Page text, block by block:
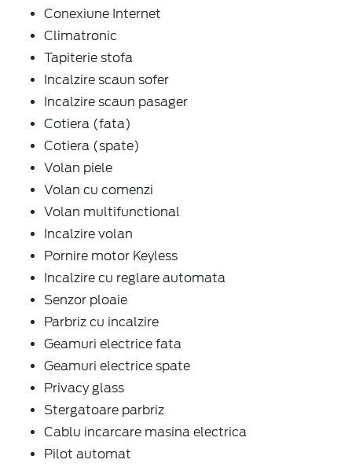
Conexiune Internet
Climatronic
Tapiterie stofa
Incalzire scaun sofer
Incalzire scaun pasager
Cotiera (fata)
Cotiera (spate)
Volan piele
Volan cu comenzi
Volan multifunctional
Incalzire volan
Pornire motor Keyless
Incalzire cu reglare automata
Senzor ploaie
Parbriz cu incalzire
Geamuri electrice fata
Geamuri electrice spate
Privacy glass
Stergatoare parbriz
Cablu incarcare masina electrica
Pilot automat